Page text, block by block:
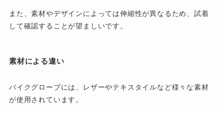
また、素材やデザインによっては伸縮性が異なるため、試着
して確認することが望ましいです。
素材による違い
バイクグローブには、レザーやテキスタイルなど様々な素材
が使用されています。